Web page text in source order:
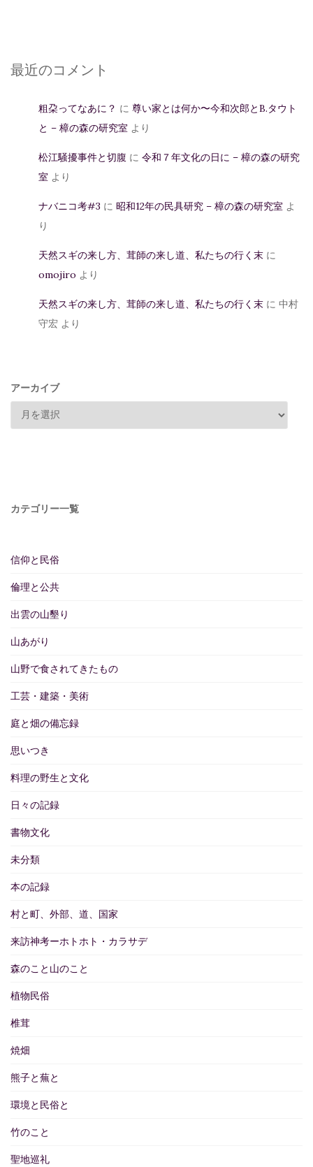
最近のコメント
粗朶ってなあに？ に 尊い家とは何か〜今和次郎とB.タウト
と – 樟の森の研究室 より
松江騒擾事件と切腹 に 令和７年文化の日に – 樟の森の研究
室 より
ナバニコ考#3 に 昭和12年の民具研究 – 樟の森の研究室 よ
り
天然スギの来し方、茸師の来し道、私たちの行く末 に
omojiro より
天然スギの来し方、茸師の来し道、私たちの行く末 に 中村
守宏 より
アーカイブ
カテゴリー一覧
信仰と民俗
倫理と公共
出雲の山墾り
山あがり
山野で食されてきたもの
工芸・建築・美術
庭と畑の備忘録
思いつき
料理の野生と文化
日々の記録
書物文化
未分類
本の記録
村と町、外部、道、国家
来訪神考ーホトホト・カラサデ
森のこと山のこと
植物民俗
椎茸
焼畑
熊子と蕪と
環境と民俗と
竹のこと
聖地巡礼